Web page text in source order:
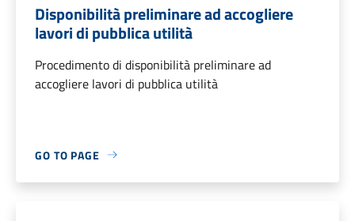
Disponibilità preliminare ad accogliere
lavori di pubblica utilità
Procedimento di disponibilità preliminare ad
accogliere lavori di pubblica utilità
GO TO PAGE